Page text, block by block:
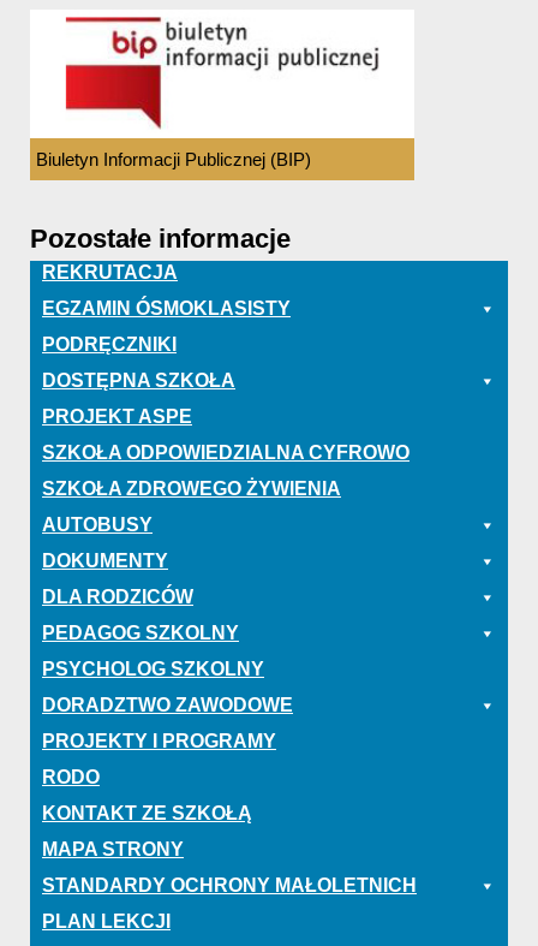
Biuletyn Informacji Publicznej (BIP)
Pozostałe informacje
REKRUTACJA
EGZAMIN ÓSMOKLASISTY
PODRĘCZNIKI
DOSTĘPNA SZKOŁA
PROJEKT ASPE
SZKOŁA ODPOWIEDZIALNA CYFROWO
SZKOŁA ZDROWEGO ŻYWIENIA
AUTOBUSY
DOKUMENTY
DLA RODZICÓW
PEDAGOG SZKOLNY
PSYCHOLOG SZKOLNY
DORADZTWO ZAWODOWE
PROJEKTY I PROGRAMY
RODO
KONTAKT ZE SZKOŁĄ
MAPA STRONY
STANDARDY OCHRONY MAŁOLETNICH
PLAN LEKCJI